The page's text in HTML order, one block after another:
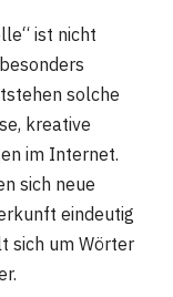
ist nicht
solche
kreative
im Internet.
sich neue
eindeutig
sich um Wörter